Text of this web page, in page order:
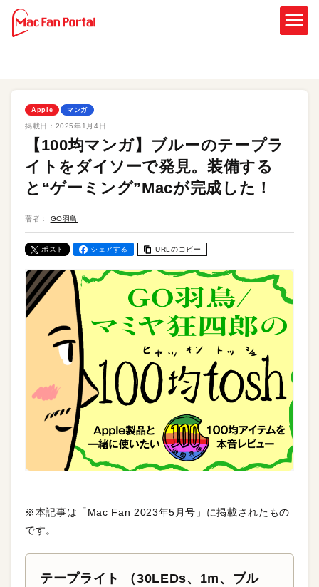
Apple マンガ
掲載日： 2025年1月4日
【100均マンガ】ブルーのテープラ
イトをダイソーで発見。装備する
と“ゲーミング”Macが完成した！
著者： GO羽鳥
ポスト シェアする URLのコピー
※本記事は「Mac Fan 2023年5月号」に掲載されたもの
です。
テープライト （30LEDs、1m、ブル